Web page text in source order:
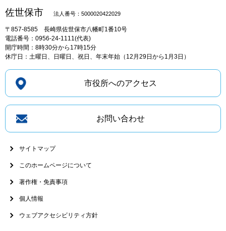
佐世保市 法人番号：5000020422029
〒857-8585 長崎県佐世保市八幡町1番10号
電話番号：0956-24-1111(代表)
開庁時間：8時30分から17時15分
休庁日：土曜日、日曜日、祝日、年末年始（12月29日から1月3日）
市役所へのアクセス
お問い合わせ
サイトマップ
このホームページについて
著作権・免責事項
個人情報
ウェブアクセシビリティ方針